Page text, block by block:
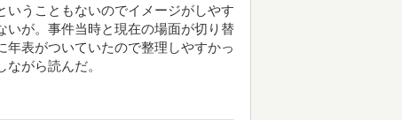
いうこともないのでイメージがしやす
いが。事件当時と現在の場面が切り替
表がついていたので整理しやすかっ
がら読んだ。